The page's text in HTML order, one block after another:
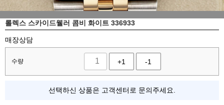
롤렉스 스카이드웰러 콤비 화이트 336933
매장상담
수량 +1 -1
선택하신 상품은 고객센터로 문의주세요.